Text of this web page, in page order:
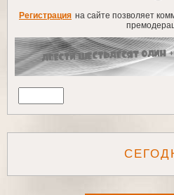
Регистрация на сайте позволяет